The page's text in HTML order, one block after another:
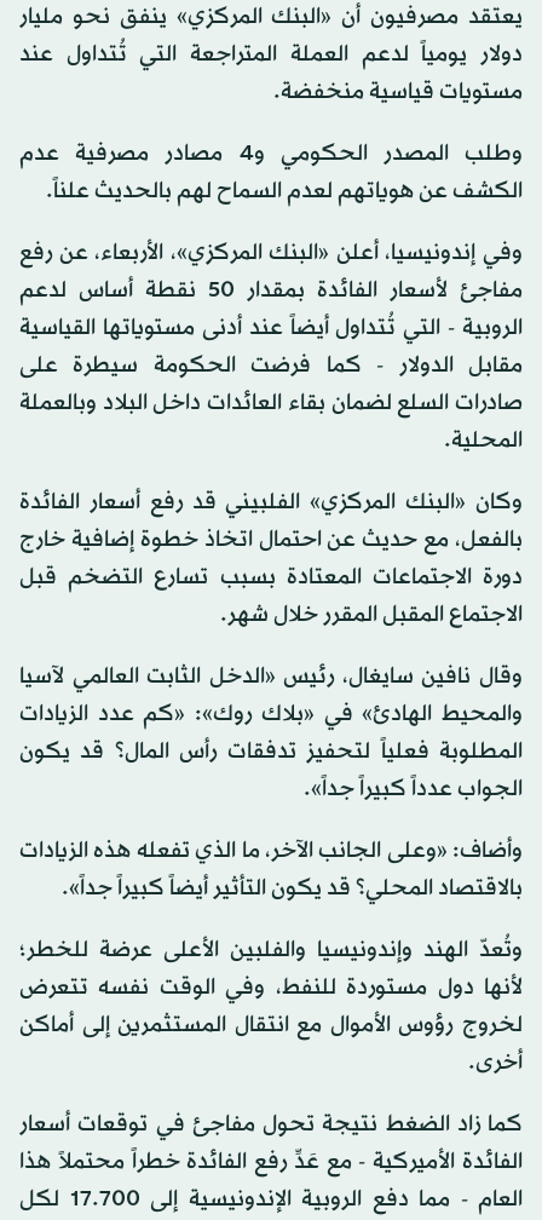
يعتقد مصرفيون أن «البنك المركزي» ينفق نحو مليار
دولار يومياً لدعم العملة المتراجعة التي تُتداول عند
مستويات قياسية منخفضة.
وطلب المصدر الحكومي و4 مصادر مصرفية عدم
الكشف عن هوياتهم لعدم السماح لهم بالحديث علناً.
وفي إندونيسيا، أعلن «البنك المركزي»، الأربعاء، عن رفع
مفاجئ لأسعار الفائدة بمقدار 50 نقطة أساس لدعم
الروبية - التي تُتداول أيضاً عند أدنى مستوياتها القياسية
مقابل الدولار - كما فرضت الحكومة سيطرة على
صادرات السلع لضمان بقاء العائدات داخل البلاد وبالعملة
المحلية.
وكان «البنك المركزي» الفلبيني قد رفع أسعار الفائدة
بالفعل، مع حديث عن احتمال اتخاذ خطوة إضافية خارج
دورة الاجتماعات المعتادة بسبب تسارع التضخم قبل
الاجتماع المقبل المقرر خلال شهر.
وقال نافين سايغال، رئيس «الدخل الثابت العالمي لآسيا
والمحيط الهادئ» في «بلاك روك»: «كم عدد الزيادات
المطلوبة فعلياً لتحفيز تدفقات رأس المال؟ قد يكون
الجواب عدداً كبيراً جداً».
وأضاف: «وعلى الجانب الآخر، ما الذي تفعله هذه الزيادات
بالاقتصاد المحلي؟ قد يكون التأثير أيضاً كبيراً جداً».
وتُعدّ الهند وإندونيسيا والفلبين الأعلى عرضة للخطر؛
لأنها دول مستوردة للنفط، وفي الوقت نفسه تتعرض
لخروج رؤوس الأموال مع انتقال المستثمرين إلى أماكن
أخرى.
كما زاد الضغط نتيجة تحول مفاجئ في توقعات أسعار
الفائدة الأميركية - مع عَدِّ رفع الفائدة خطراً محتملاً هذا
العام - مما دفع الروبية الإندونيسية إلى 17.700 لكل